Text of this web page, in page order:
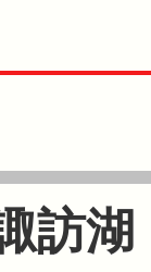
訪湖